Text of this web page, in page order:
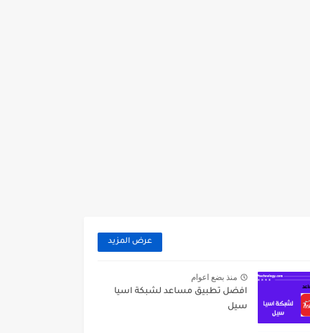
عرض المزيد
منذ بضع اعوام
افضل تطبيق مساعد لشبكة اسيا
سيل